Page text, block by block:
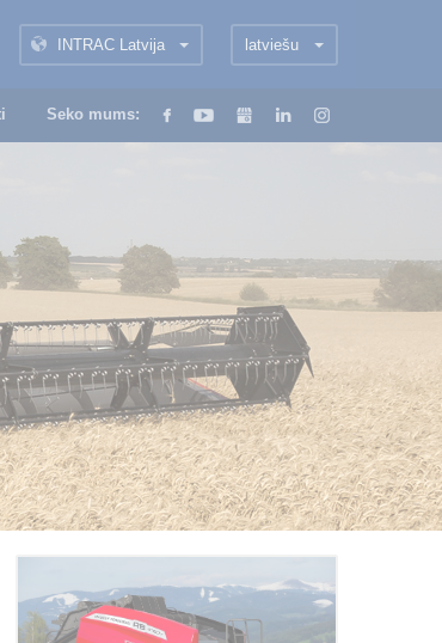
latviešu
INTRAC Latvija
Seko mums: